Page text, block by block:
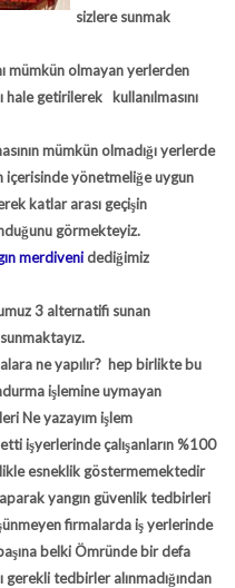
sizlere sunmak
mümkün olmayan yerlerden
getirilerek kullanılmasını
mümkün olmadığı yerlerde
içerisinde yönetmeliğe uygun
katlar arası geçişin
görmekteyiz.
merdivenidediğimiz
3 alternatifi sunan
ne yapılır? hep birlikte bu
işlemine uymayan
Ne yazayım işlem
işyerlerinde çalışanların %100
esneklik göstermemektedir
yangın güvenlik tedbirleri
firmalarda iş yerlerinde
belki Ömründe bir defa
tedbirler alınmadığından